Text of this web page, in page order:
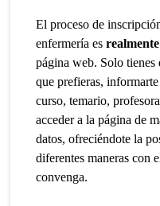
El proceso de
enfermería es
página web. Solo tienes
que prefieras,
curso, temario,
acceder a la página de
datos, ofreciéndote la
diferentes maneras con
convenga.